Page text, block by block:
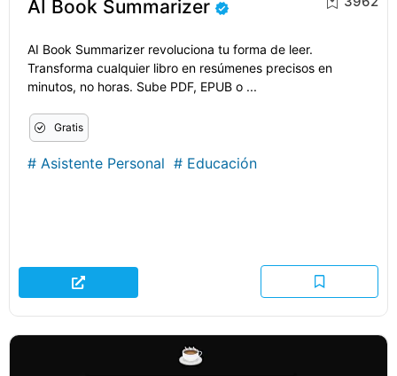
AI Book Summarizer
AI Book Summarizer revoluciona tu forma de leer.
Transforma cualquier libro en resúmenes precisos en
minutos, no horas. Sube PDF, EPUB o ...
Gratis
# Asistente Personal # Educación